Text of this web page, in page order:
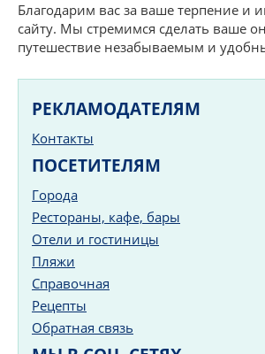
Благодарим вас за ваше терпение и
сайту. Мы стремимся сделать ваше
путешествие незабываемым и
РЕКЛАМОДАТЕЛЯМ
Контакты
ПОСЕТИТЕЛЯМ
Города
Рестораны, кафе, бары
Отели и гостиницы
Пляжи
Справочная
Рецепты
Обратная связь